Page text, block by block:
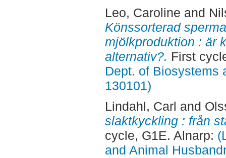
Leo, Caroline and
Könssorterad
mjölkproduktion : är
alternativ?. First
Dept. of Biosystems
130101)
Lindahl, Carl and
slaktkyckling : från
cycle, G1E. Alnarp:
and Animal